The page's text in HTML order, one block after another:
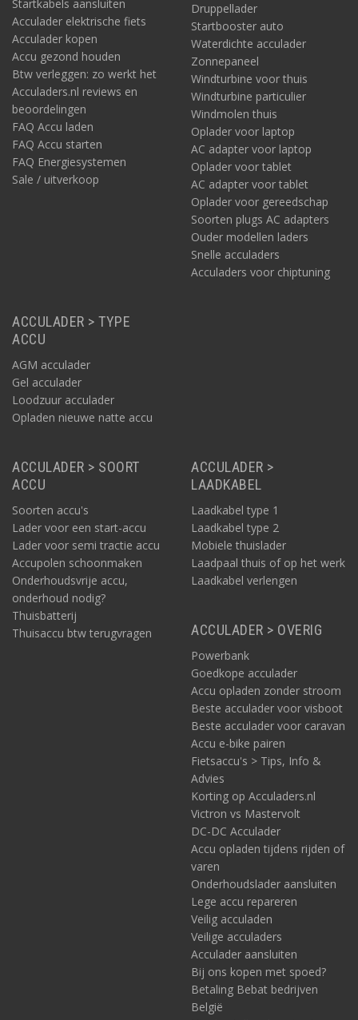
Startkabels aansluiten
Acculader elektrische fiets
Acculader kopen
Accu gezond houden
Btw verleggen: zo werkt het
Acculaders.nl reviews en
beoordelingen
FAQ Accu laden
FAQ Accu starten
FAQ Energiesystemen
Sale / uitverkoop
Druppellader
Startbooster auto
Waterdichte acculader
Zonnepaneel
Windturbine voor thuis
Windturbine particulier
Windmolen thuis
Oplader voor laptop
AC adapter voor laptop
Oplader voor tablet
AC adapter voor tablet
Oplader voor gereedschap
Soorten plugs AC adapters
Ouder modellen laders
Snelle acculaders
Acculaders voor chiptuning
ACCULADER > TYPE
ACCU
AGM acculader
Gel acculader
Loodzuur acculader
Opladen nieuwe natte accu
ACCULADER > SOORT
ACCU
Soorten accu's
Lader voor een start-accu
Lader voor semi tractie accu
Accupolen schoonmaken
Onderhoudsvrije accu,
onderhoud nodig?
Thuisbatterij
Thuisaccu btw terugvragen
ACCULADER >
LAADKABEL
Laadkabel type 1
Laadkabel type 2
Mobiele thuislader
Laadpaal thuis of op het werk
Laadkabel verlengen
ACCULADER > OVERIG
Powerbank
Goedkope acculader
Accu opladen zonder stroom
Beste acculader voor visboot
Beste acculader voor caravan
Accu e-bike pairen
Fietsaccu's > Tips, Info &
Advies
Korting op Acculaders.nl
Victron vs Mastervolt
DC-DC Acculader
Accu opladen tijdens rijden of
varen
Onderhoudslader aansluiten
Lege accu repareren
Veilig acculaden
Veilige acculaders
Acculader aansluiten
Bij ons kopen met spoed?
Betaling Bebat bedrijven
België